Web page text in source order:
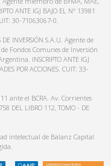
ANTE IGJ BAJO EL N° 13981
30-71063067-0.
DE INVERSIÓN S.A.U. Agente de
Fondos Comunes de Inversión
INSCRIPTO ANTE IGJ
POR ACCIONES. CUIT: 33-
ante el BCRA. Av. Corrientes
DEL LIBRO 112, TOMO - DE
intelectual de Balanz Capital